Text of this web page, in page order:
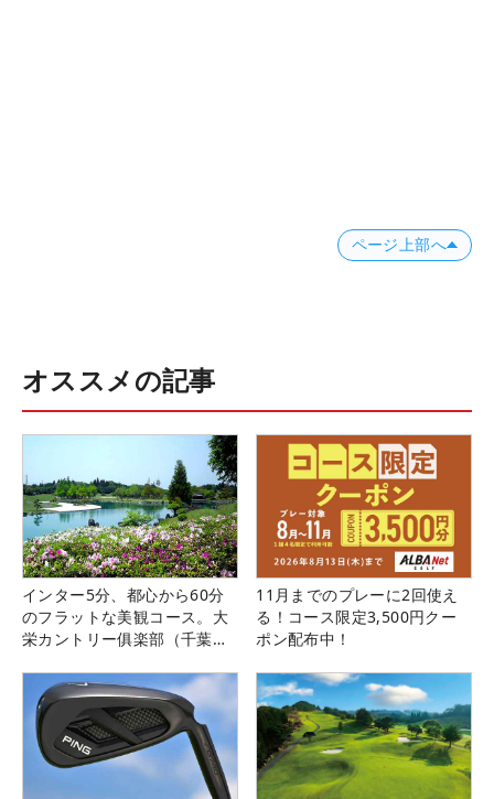
ページ上部へ
オススメの記事
インター5分、都心から60分
のフラットな美観コース。大
栄カントリー俱楽部（千葉
11月までのプレーに2回使え
る！コース限定3,500円クー
ポン配布中！